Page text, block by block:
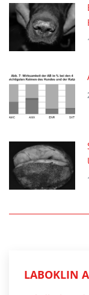
LABOKLIN